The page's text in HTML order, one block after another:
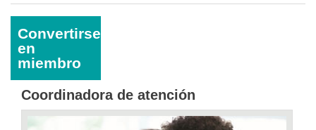
Convertirse
en
miembro
Coordinadora de atención